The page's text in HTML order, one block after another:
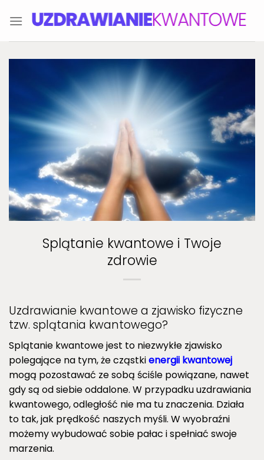
Splątanie kwantowe i Twoje
zdrowie
Uzdrawianie kwantowe a zjawisko fizyczne
tzw. splątania kwantowego?
Splątanie kwantowe jest to niezwykłe zjawisko
polegające na tym, że cząstkienergii kwantowej
mogą pozostawać ze sobą ściśle powiązane, nawet
gdy są od siebie oddalone. W przypadku uzdrawiania
kwantowego, odległość nie ma tu znaczenia. Działa
to tak, jak prędkość naszych myśli. W wyobraźni
możemy wybudować sobie pałac i spełniać swoje
marzenia.